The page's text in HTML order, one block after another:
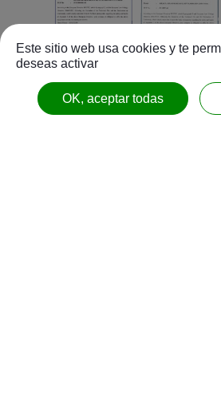
Este sitio web usa cookies y te
deseas activar
OK, aceptar todas